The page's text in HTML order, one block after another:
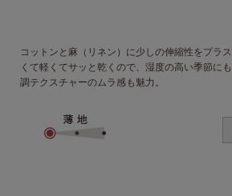
コットンと麻（リネン）に少しの伸縮性をプラ
くて軽くてサッと乾くので、湿度の高い季節に
調テクスチャーのムラ感も魅力。